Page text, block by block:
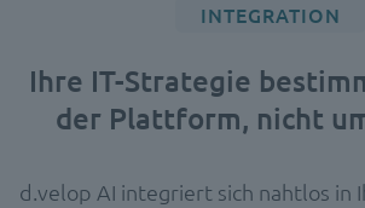
INTEGRATION
Ihre IT-Strategie
der Plattform, nicht
d.velop AI integriert sich nahtlos in